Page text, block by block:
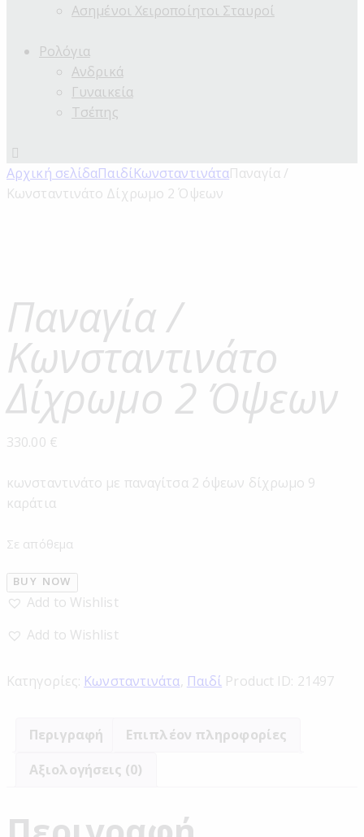
Ασημένοι Χειροποίητοι Σταυροί
Ρολόγια
Ανδρικά
Γυναικεία
Τσέπης
Αρχική σελίδαΠαιδίΚωνσταντινάταΠαναγία /
Κωνσταντινάτο Δίχρωμο 2 Όψεων
Παναγία /
Κωνσταντινάτο
Δίχρωμο 2 Όψεων
330.00 €
κωνσταντινάτο με παναγίτσα 2 όψεων δίχρωμο 9
καράτια
Σε απόθεμα
BUY NOW
Add to Wishlist
Add to Wishlist
Κατηγορίες: Κωνσταντινάτα, Παιδί Product ID: 21497
Περιγραφή
Επιπλέον πληροφορίες
Αξιολογήσεις (0)